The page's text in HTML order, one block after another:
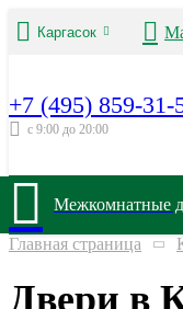
Каргасок
+7 (495) 859-31-
с 9:00 до 20:00
Межкомнатные
Главная страница
Двери в